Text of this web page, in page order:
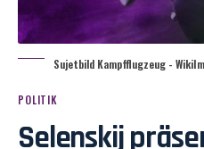
Sujetbild Kampfflugzeug -
POLITIK
Selenskij